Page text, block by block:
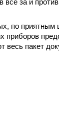
все за и
по приятным
весь пакет